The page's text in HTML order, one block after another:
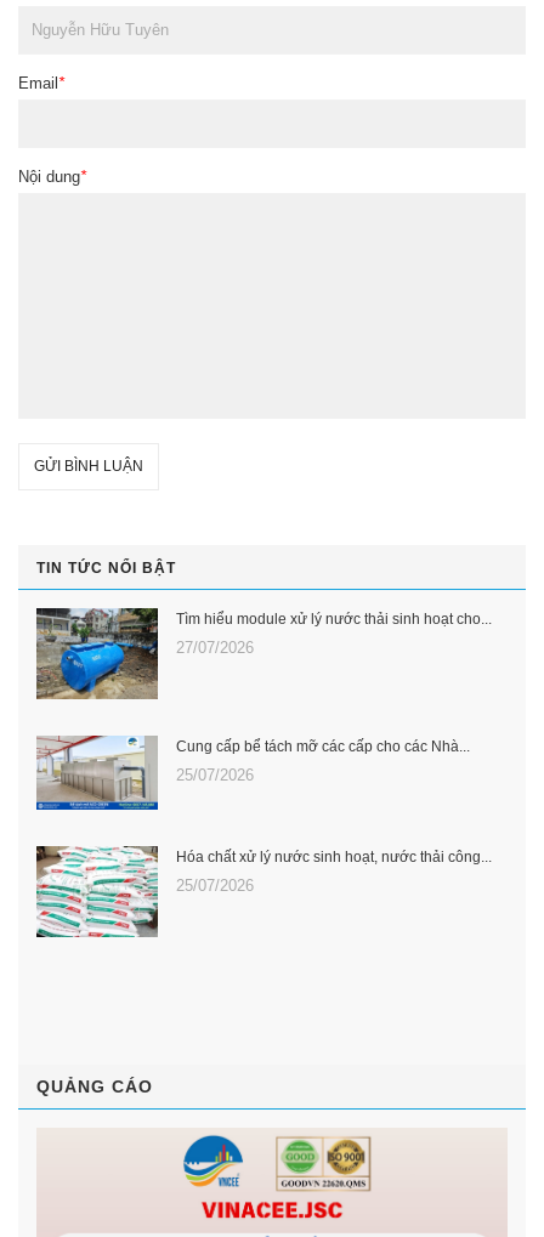
Email *
Nội dung*
GỬI BÌNH LUẬN
TIN TỨC NỔI BẬT
Tìm hiểu module xử lý nước thải sinh hoạt cho...
27/07/2026
Cung cấp bể tách mỡ các cấp cho các Nhà...
25/07/2026
Hóa chất xử lý nước sinh hoạt, nước thải công...
25/07/2026
QUẢNG CÁO